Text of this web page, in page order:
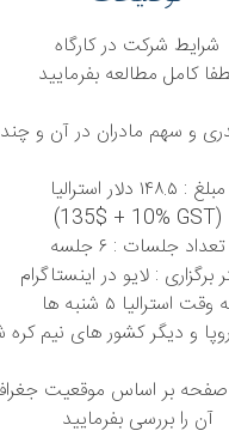
شرایط شرکت در کارگاه
کامل مطالعه بفرمایید
و سهم مادران در آن و
مبلغ : ١۴٨.۵ دلار استرالیا
(135$ + 10% GST)
تعداد جلسات : ۶ جلسه
برگزاری : لایو در اینستاگرام
به وقت استرالیا ۵ شنبه ها
بر اساس موقعیت
آن را بررسی بفرمایید